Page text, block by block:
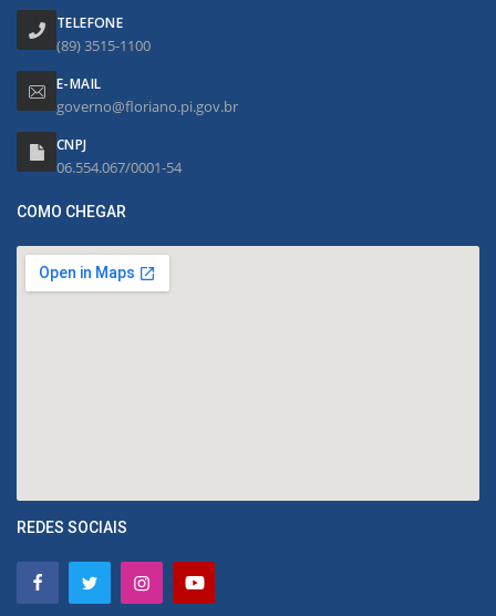
TELEFONE
(89) 3515-1100
E-MAIL
governo@floriano.pi.gov.br
CNPJ
06.554.067/0001-54
COMO CHEGAR
REDES SOCIAIS